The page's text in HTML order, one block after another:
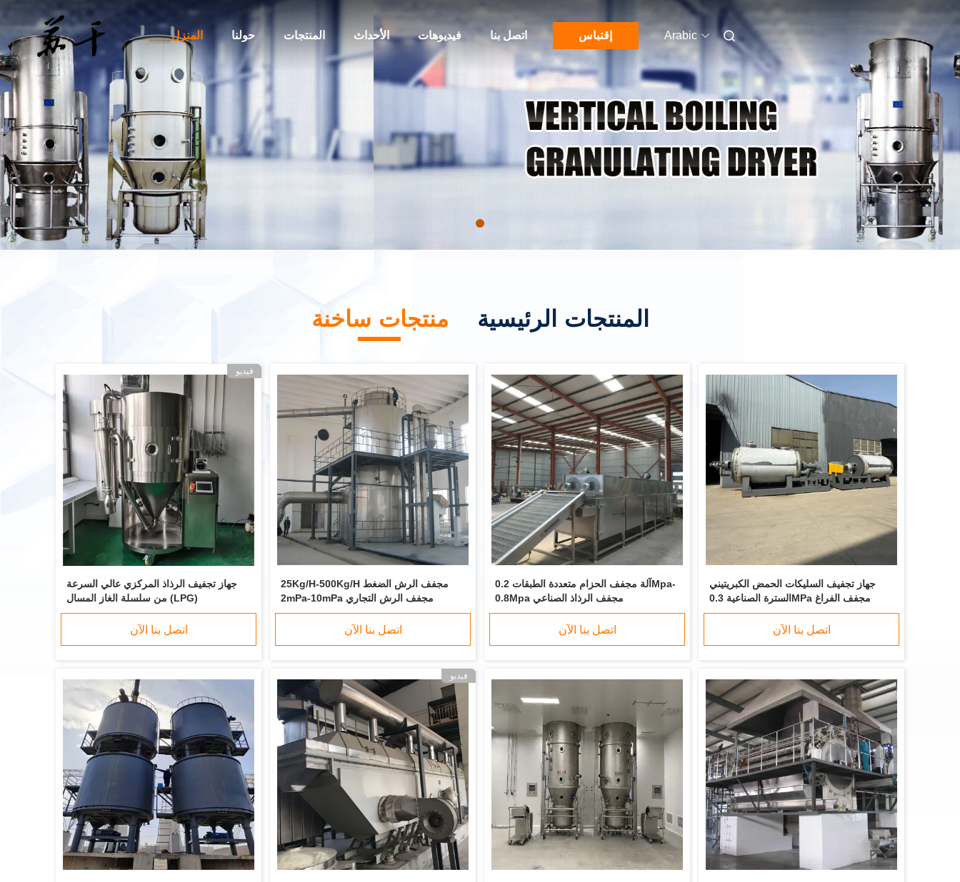
المنزل حولنا المنتجات الأحداث فيديوهات اتصل بنا إقتباس Arabic
منتجات ساخنة المنتجات الرئيسية
فيديو
جهاز تجفيف الرذاذ المركزي عالي السرعة
من سلسلة الغاز المسال (LPG)
اتصل بنا الآن
25Kg/H-500Kg/H مجفف الرش الضغط
2mPa-10mPa مجفف الرش التجاري
اتصل بنا الآن
آلة مجفف الحزام متعددة الطبقات 0.2Mpa-
0.8Mpa مجفف الرذاذ الصناعي
اتصل بنا الآن
جهاز تجفيف السليكات الحمض الكبريتيني
السترة الصناعية 0.3MPa مجفف الفراغ
اتصل بنا الآن
فيديو